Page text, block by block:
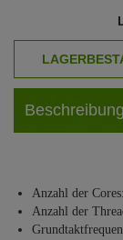
Beschreibung
Anzahl der
Anzahl der